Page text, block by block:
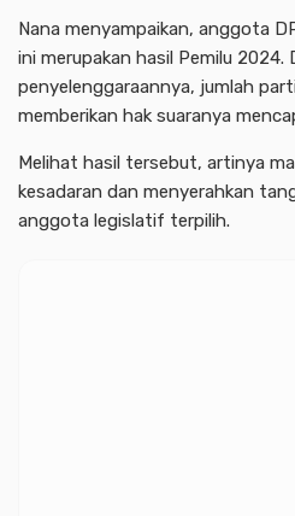
Nana menyampaikan, anggota
ini merupakan hasil Pemilu 2024.
penyelenggaraannya, jumlah
memberikan hak suaranya
Melihat hasil tersebut, artinya
kesadaran dan menyerahkan
anggota legislatif terpilih.